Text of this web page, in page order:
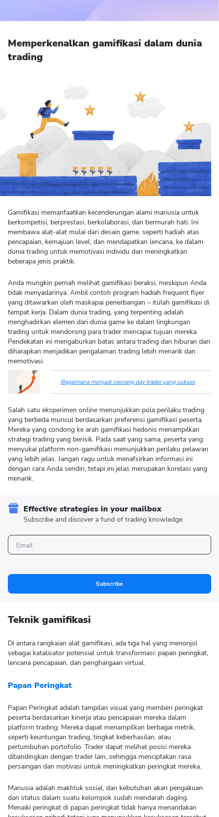
Memperkenalkan gamifikasi dalam dunia
trading
Gamifikasi memanfaatkan kecenderungan alami manusia untuk
berkompetisi, berprestasi, berkolaborasi, dan bermurah hati. Ini
membawa alat-alat mulai dari desain game, seperti hadiah atas
pencapaian, kemajuan level, dan mendapatkan lencana, ke dalam
dunia trading untuk memotivasi individu dan meningkatkan
beberapa jenis praktik.
Anda mungkin pernah melihat gamifikasi beraksi, meskipun Anda
tidak menyadarinya. Ambil contoh program hadiah frequent flyer
yang ditawarkan oleh maskapai penerbangan – itulah gamifikasi di
tempat kerja. Dalam dunia trading, yang terpenting adalah
menghadirkan elemen dari dunia game ke dalam lingkungan
trading untuk mendorong para trader mencapai tujuan mereka.
Pendekatan ini mengaburkan batas antara trading dan hiburan dan
diharapkan menjadikan pengalaman trading lebih menarik dan
memotivasi.
Bagaimana menjadi seorang day trader yang sukses
Salah satu eksperimen online menunjukkan pola perilaku trading
yang berbeda muncul berdasarkan preferensi gamifikasi peserta.
Mereka yang condong ke arah gamifikasi hedonis menampilkan
strategi trading yang berisik. Pada saat yang sama, peserta yang
menyukai platform non-gamifikasi menunjukkan perilaku pelawan
yang lebih jelas. Jangan ragu untuk menafsirkan informasi ini
dengan cara Anda sendiri, tetapi ini jelas merupakan korelasi yang
menarik.
Effective strategies in your mailbox
Subscribe and discover a fund of trading knowledge
Subscribe
Teknik gamifikasi
Di antara rangkaian alat gamifikasi, ada tiga hal yang menonjol
sebagai katalisator potensial untuk transformasi: papan peringkat,
lencana pencapaian, dan penghargaan virtual.
Papan Peringkat
Papan Peringkat adalah tampilan visual yang memberi peringkat
peserta berdasarkan kinerja atau pencapaian mereka dalam
platform trading. Mereka dapat menampilkan berbagai metrik,
seperti keuntungan trading, tingkat keberhasilan, atau
pertumbuhan portofolio. Trader dapat melihat posisi mereka
dibandingkan dengan trader lain, sehingga menciptakan rasa
persaingan dan motivasi untuk meningkatkan peringkat mereka.
Manusia adalah makhluk sosial, dan kebutuhan akan pengakuan
dan status dalam suatu kelompok sudah mendarah daging.
Menaiki peringkat di papan peringkat tidak hanya menandakan